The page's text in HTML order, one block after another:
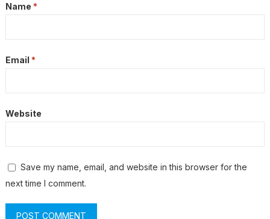
Name *
Email *
Website
Save my name, email, and website in this browser for the
next time I comment.